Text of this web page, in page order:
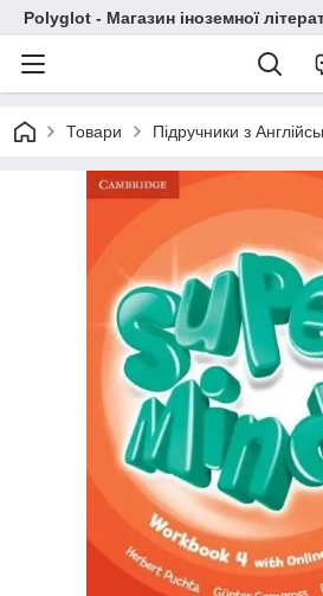
Polyglot - Магазин іноземної
Товари Підручники з